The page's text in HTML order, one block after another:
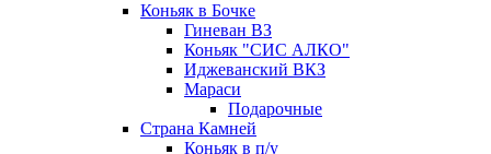
Коньяк в Бочке
Гиневан ВЗ
Коньяк "СИС АЛКО"
Иджеванский ВКЗ
Мараси
Подарочные
Страна Камней
Коньяк в п/у